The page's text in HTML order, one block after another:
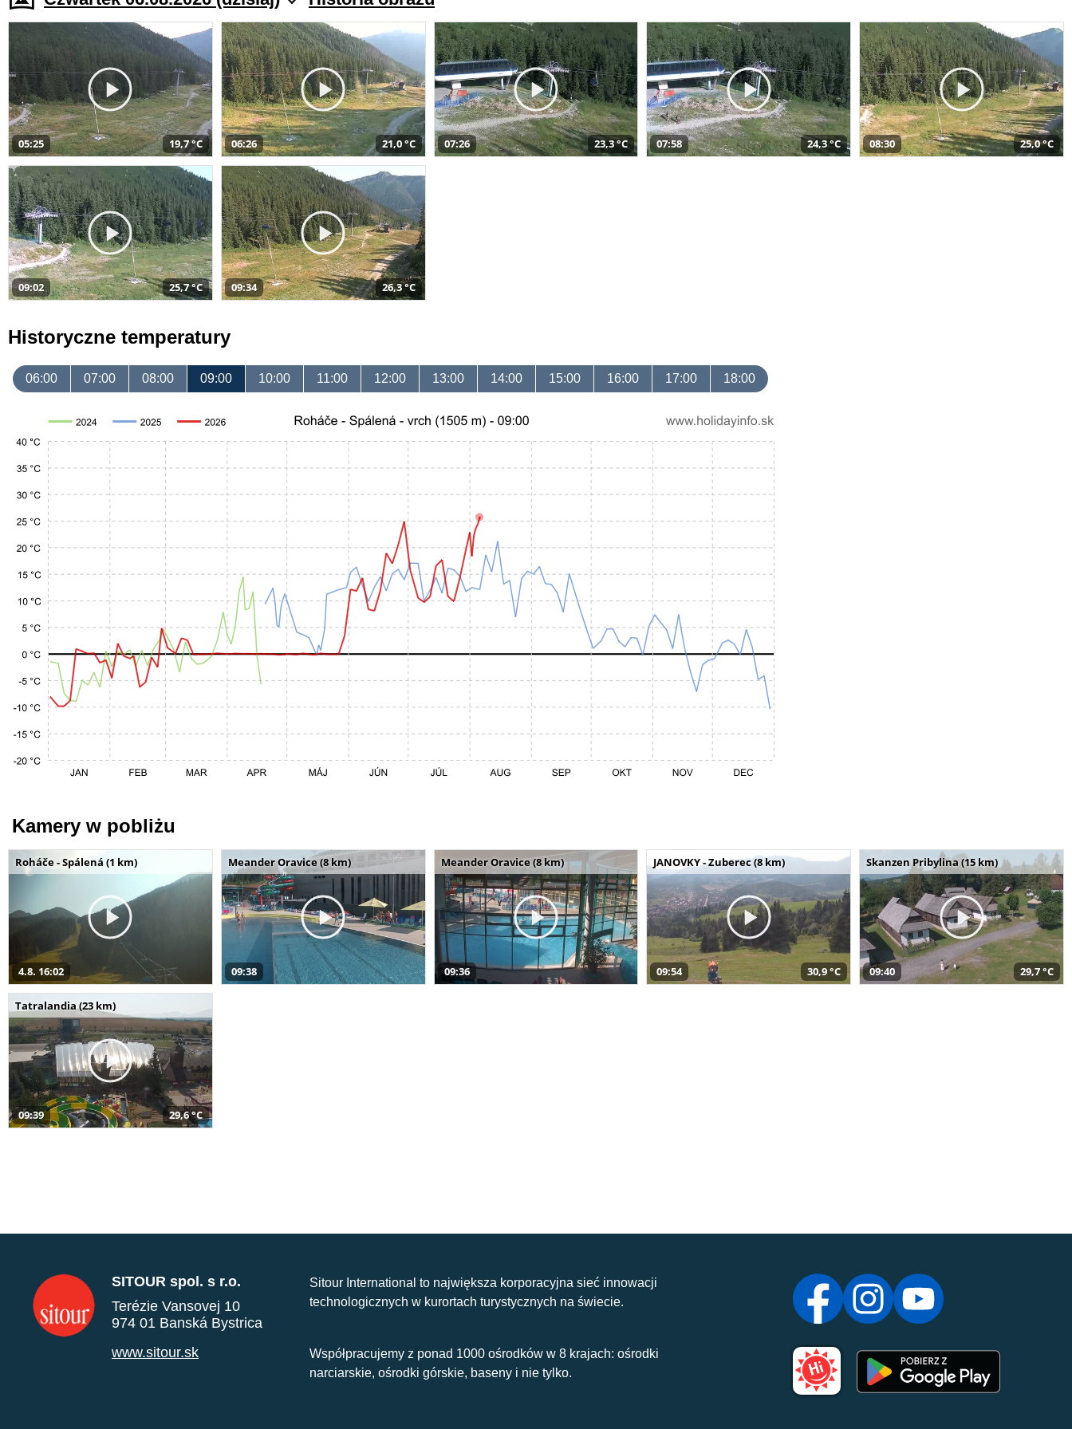
05:25 19,7 °C 06:26 21,0 °C 07:26 23,3 °C 07:58 24,3 °C 08:30 25,0 °C
09:02 25,7 °C 09:34 26,3 °C
Historyczne temperatury
06:00 07:00 08:00 09:00 10:00 11:00 12:00 13:00 14:00 15:00 16:00 17:00 18:00
Kamery w pobliżu
Roháče - Spálená (1 km)
4.8. 16:02
Meander Oravice (8 km)
09:38
Meander Oravice (8 km)
09:36
JANOVKY - Zuberec (8 km)
09:54 30,9 °C
Skanzen Pribylina (15 km)
09:40 29,7 °C
Tatralandia (23 km)
09:39 29,6 °C
SITOUR spol. s r.o.
Terézie Vansovej 10
974 01 Banská Bystrica
www.sitour.sk
Sitour International to największa korporacyjna sieć innowacji
technologicznych w kurortach turystycznych na świecie.
Współpracujemy z ponad 1000 ośrodków w 8 krajach: ośrodki
narciarskie, ośrodki górskie, baseny i nie tylko.